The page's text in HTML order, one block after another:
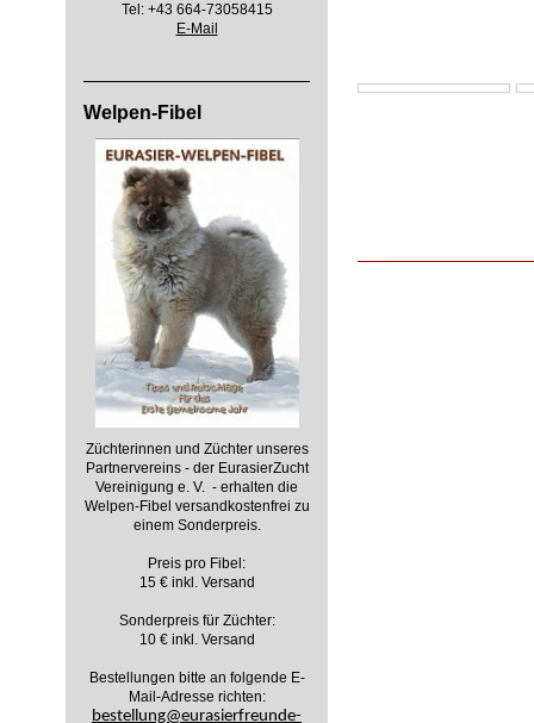
Tel:+43 664-73058415
E-Mail
Welpen-Fibel
Züchterinnen und Züchter unseres
Partnervereins - der EurasierZucht
Vereinigung e. V. - erhalten die
Welpen-Fibel versandkostenfrei zu
einem Sonderpreis.
Preis pro Fibel:
15 € inkl. Versand
Sonderpreis für Züchter:
10 € inkl. Versand
Bestellungen bitte an folgende E-
Mail-Adresse richten:
bestellung@eurasierfreunde-